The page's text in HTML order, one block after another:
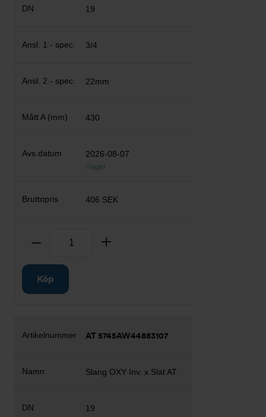
19
3/4
22mm
430
2026-08-07
I lager
406 SEK
Ta bort
Köp
AT 5745AW44883107
Slang OXY Inv. x Slät AT
19